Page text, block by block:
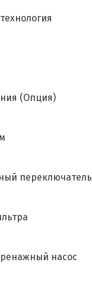
(Опция)
переключатель
насос